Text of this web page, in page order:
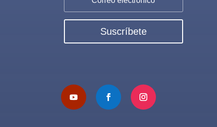
Suscríbete